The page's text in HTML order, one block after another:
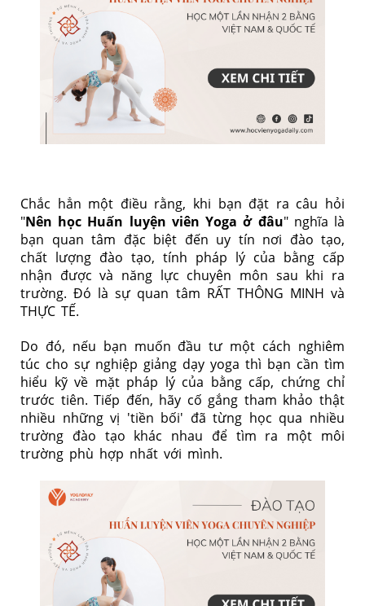
Chắc hẳn một điều rằng, khi bạn đặt ra câu hỏi
"Nên học Huấn luyện viên Yoga ở đâu" nghĩa là
bạn quan tâm đặc biệt đến uy tín nơi đào tạo,
chất lượng đào tạo, tính pháp lý của bằng cấp
nhận được và năng lực chuyên môn sau khi ra
trường. Đó là sự quan tâm RẤT THÔNG MINH và
THỰC TẾ.
Do đó, nếu bạn muốn đầu tư một cách nghiêm
túc cho sự nghiệp giảng dạy yoga thì bạn cần tìm
hiểu kỹ về mặt pháp lý của bằng cấp, chứng chỉ
trước tiên. Tiếp đến, hãy cố gắng tham khảo thật
nhiều những vị 'tiền bối' đã từng học qua nhiều
trường đào tạo khác nhau để tìm ra một môi
trường phù hợp nhất với mình.